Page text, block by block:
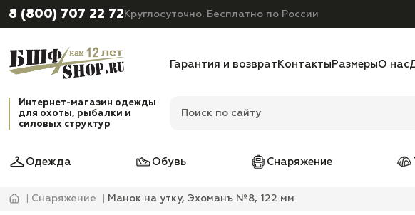
8 (800) 707 22 72 Круглосуточно. Бесплатно по России
Гарантия и возврат Контакты РазмерыО нас
Интернет-магазин одежды
для охоты, рыбалки и
силовых структур
Одежда Обувь Снаряжение
Снаряжение Манок на утку, Эхоманъ №8, 122 мм